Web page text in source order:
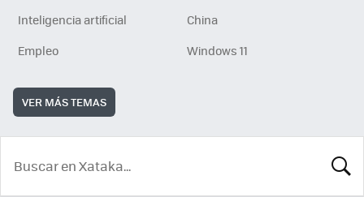
Inteligencia artificial
China
Empleo
Windows 11
VER MÁS TEMAS